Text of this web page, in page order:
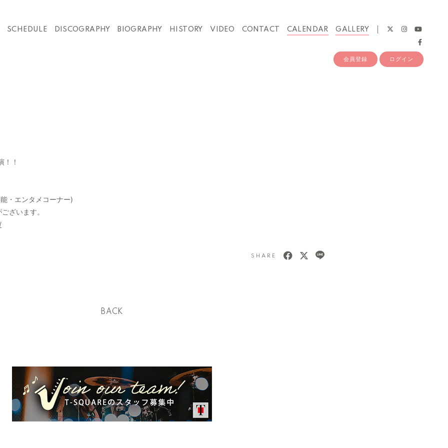
SCHEDULE DISCOGRAPHY BIOGRAPHY HISTORY VIDEO CONTACT CALENDAR GALLERY
会員登録 ログイン
！
・エンタメコーナー)
ざいます。
SHARE
BACK